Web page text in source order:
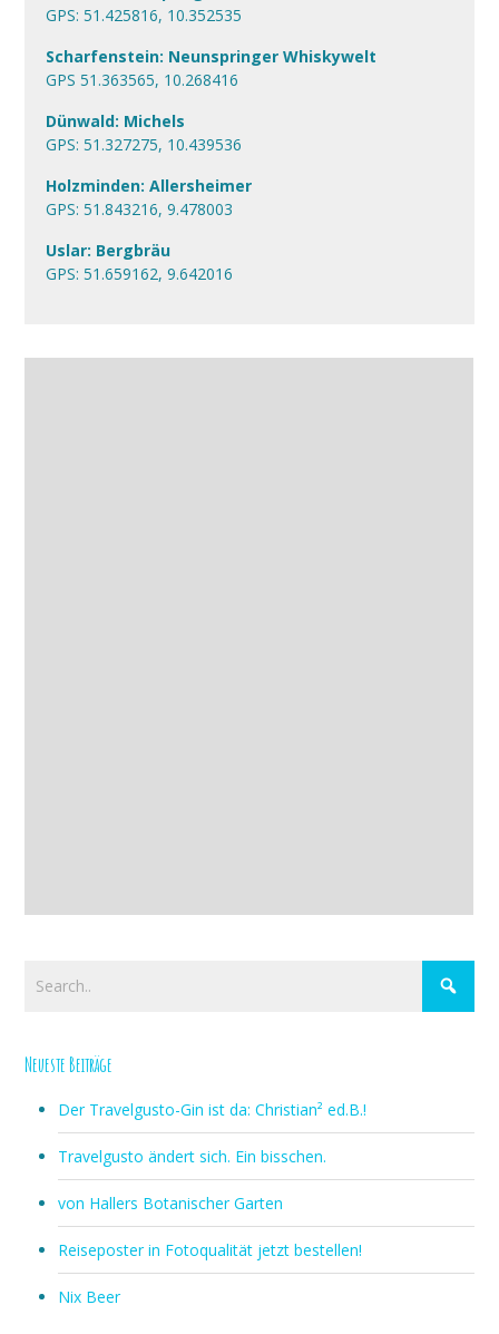
GPS: 51.425816, 10.352535
Scharfenstein: Neunspringer Whiskywelt
GPS 51.363565, 10.268416
Dünwald: Michels
GPS: 51.327275, 10.439536
Holzminden: Allersheimer
GPS: 51.843216, 9.478003
Uslar: Bergbräu
GPS: 51.659162, 9.642016
Neueste Beiträge
Der Travelgusto-Gin ist da: Christian² ed.B.!
Travelgusto ändert sich. Ein bisschen.
von Hallers Botanischer Garten
Reiseposter in Fotoqualität jetzt bestellen!
Nix Beer